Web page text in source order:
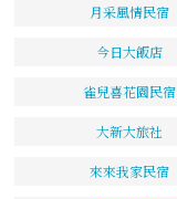
月采風情民宿
今日大飯店
雀兒喜花園民宿
大新大旅社
來來我家民宿